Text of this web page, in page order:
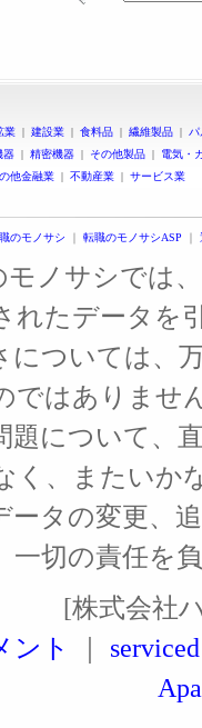
業 | 建設業 | 食料品 | 繊維製品 |
器 | 精密機器 | その他製品 | 電気・
他金融業 | 不動産業 | サービス業
のモノサシ ｜ 転職のモノサシASP ｜
ノサシでは
れたデータを
については、
ではありませ
題について、
く、またいか
ータの変更、
一切の責任を
[株式会社
ント